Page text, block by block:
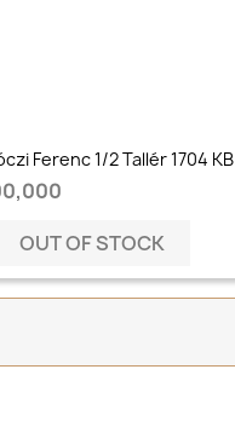
Ferenc 1/2 Tallér 1704 KB
OUT OF STOCK